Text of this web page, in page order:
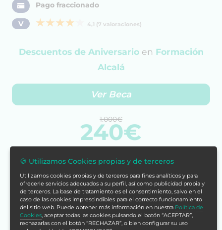
Pago fraccionado
V 4,1 (7 valoraciones)
Descuentos de Aniversarioen Formación
Alcalá
Ver Beca
1.000€
240€
Cómpralo ya
Con tu compra acumularías
960 puntos
Más info
🍪 Utilizamos Cookies propias y de terceros
Utilizamos cookies propias y de terceros para fines analíticos y para
ofrecerle servicios adecuados a su perfil, así como publicidad propia y
de terceros. La base de tratamiento es el consentimiento, salvo en el
caso de las cookies imprescindibles para el correcto funcionamiento
del sitio web. Puede obtener más información en nuestra Política de
Cookies, aceptar todas las cookies pulsando el botón “ACEPTAR”,
rechazarlas con el botón “RECHAZAR”, o bien configurar su uso